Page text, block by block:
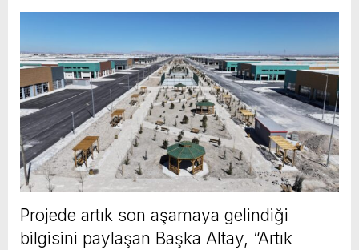
Projede artık son aşamaya gelindiği
bilgisini paylaşan Başka Altay, “Artık